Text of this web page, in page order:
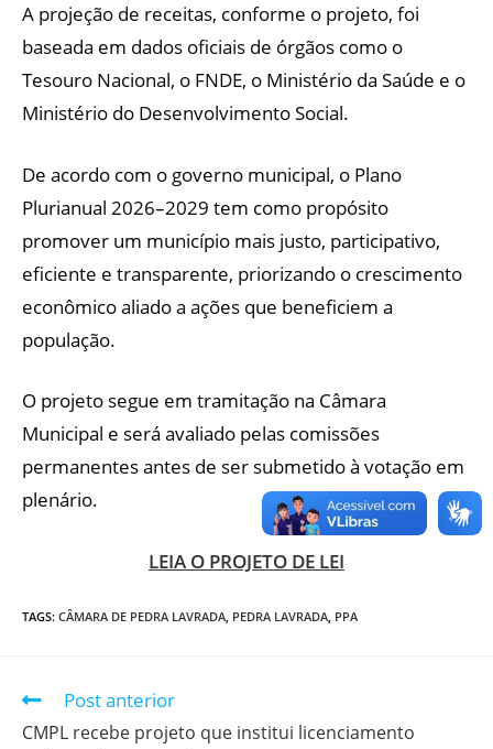
A projeção de receitas, conforme o projeto, foi
baseada em dados oficiais de órgãos como o
Tesouro Nacional, o FNDE, o Ministério da Saúde e o
Ministério do Desenvolvimento Social.
De acordo com o governo municipal, o Plano
Plurianual 2026–2029 tem como propósito
promover um município mais justo, participativo,
eficiente e transparente, priorizando o crescimento
econômico aliado a ações que beneficiem a
população.
O projeto segue em tramitação na Câmara
Municipal e será avaliado pelas comissões
permanentes antes de ser submetido à votação em
plenário.
LEIA O PROJETO DE LEI
TAGS: CÂMARA DE PEDRA LAVRADA, PEDRA LAVRADA, PPA
Post anterior
CMPL recebe projeto que institui licenciamento